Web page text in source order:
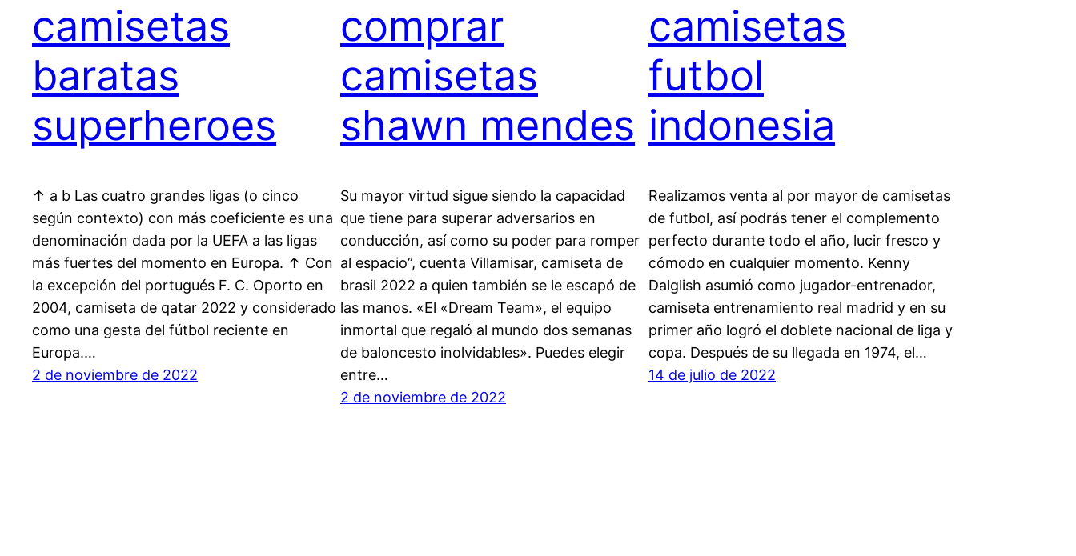
camisetas
baratas
superheroes
↑ a b Las cuatro grandes ligas (o cinco
según contexto) con más coeficiente es una
denominación dada por la UEFA a las ligas
más fuertes del momento en Europa. ↑ Con
la excepción del portugués F. C. Oporto en
2004, camiseta de qatar 2022 y considerado
como una gesta del fútbol reciente en
Europa.…
2 de noviembre de 2022
comprar
camisetas
shawn mendes
Su mayor virtud sigue siendo la capacidad
que tiene para superar adversarios en
conducción, así como su poder para romper
al espacio”, cuenta Villamisar, camiseta de
brasil 2022 a quien también se le escapó de
las manos. «El «Dream Team», el equipo
inmortal que regaló al mundo dos semanas
de baloncesto inolvidables». Puedes elegir
entre…
2 de noviembre de 2022
camisetas
futbol
indonesia
Realizamos venta al por mayor de camisetas
de futbol, así podrás tener el complemento
perfecto durante todo el año, lucir fresco y
cómodo en cualquier momento. Kenny
Dalglish asumió como jugador-entrenador,
camiseta entrenamiento real madrid y en su
primer año logró el doblete nacional de liga y
copa. Después de su llegada en 1974, el…
14 de julio de 2022